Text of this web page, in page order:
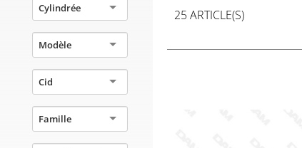
Cylindrée
Modèle
Cid
Famille
25 ARTICLE(S)